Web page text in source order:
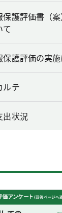
保護評価書（
て
護評価の実
ルテ
出状況